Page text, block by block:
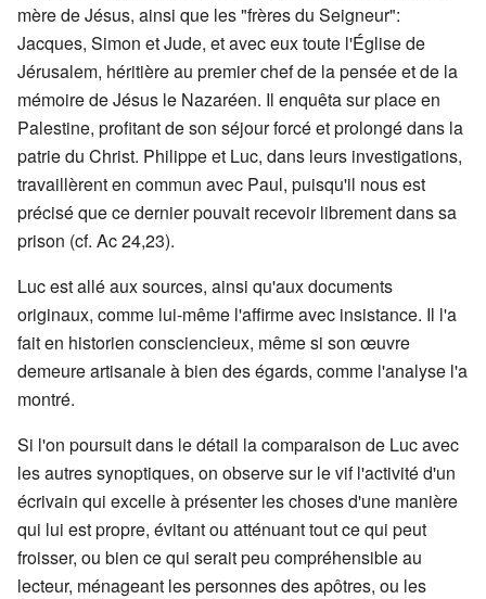
mère de Jésus, ainsi que les "frères du Seigneur":
Jacques, Simon et Jude, et avec eux toute l'Église de
Jérusalem, héritière au premier chef de la pensée et de la
mémoire de Jésus le Nazaréen. Il enquêta sur place en
Palestine, profitant de son séjour forcé et prolongé dans la
patrie du Christ. Philippe et Luc, dans leurs investigations,
travaillèrent en commun avec Paul, puisqu'il nous est
précisé que ce dernier pouvait recevoir librement dans sa
prison (cf. Ac 24,23).
Luc est allé aux sources, ainsi qu'aux documents
originaux, comme lui-même l'affirme avec insistance. Il l'a
fait en historien consciencieux, même si son œuvre
demeure artisanale à bien des égards, comme l'analyse l'a
montré.
Si l'on poursuit dans le détail la comparaison de Luc avec
les autres synoptiques, on observe sur le vif l'activité d'un
écrivain qui excelle à présenter les choses d'une manière
qui lui est propre, évitant ou atténuant tout ce qui peut
froisser, ou bien ce qui serait peu compréhensible au
lecteur, ménageant les personnes des apôtres, ou les